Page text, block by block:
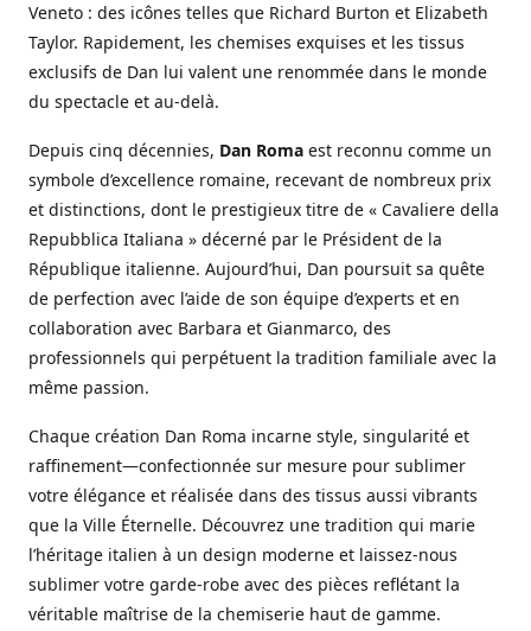
Veneto : des icônes telles que Richard Burton et Elizabeth
Taylor. Rapidement, les chemises exquises et les tissus
exclusifs de Dan lui valent une renommée dans le monde
du spectacle et au-delà.
Depuis cinq décennies, Dan Roma est reconnu comme un
symbole d’excellence romaine, recevant de nombreux prix
et distinctions, dont le prestigieux titre de « Cavaliere della
Repubblica Italiana » décerné par le Président de la
République italienne. Aujourd’hui, Dan poursuit sa quête
de perfection avec l’aide de son équipe d’experts et en
collaboration avec Barbara et Gianmarco, des
professionnels qui perpétuent la tradition familiale avec la
même passion.
Chaque création Dan Roma incarne style, singularité et
raffinement—confectionnée sur mesure pour sublimer
votre élégance et réalisée dans des tissus aussi vibrants
que la Ville Éternelle. Découvrez une tradition qui marie
l’héritage italien à un design moderne et laissez-nous
sublimer votre garde-robe avec des pièces reflétant la
véritable maîtrise de la chemiserie haut de gamme.